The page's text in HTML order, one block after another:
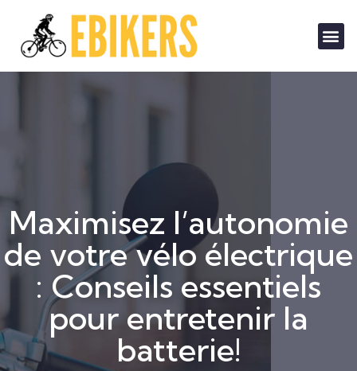
Maximisez l’autonomie
de votre vélo électrique
: Conseils essentiels
pour entretenir la
batterie!